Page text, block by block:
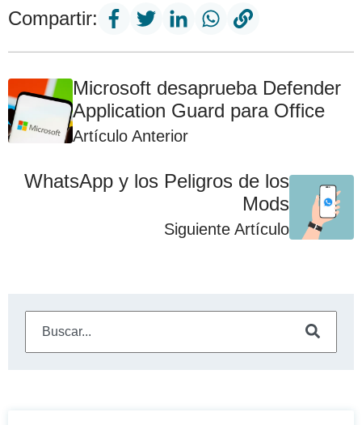
Compartir:
Microsoft desaprueba Defender
Application Guard para Office
Artículo Anterior
WhatsApp y los Peligros de los
Mods
Siguiente Artículo